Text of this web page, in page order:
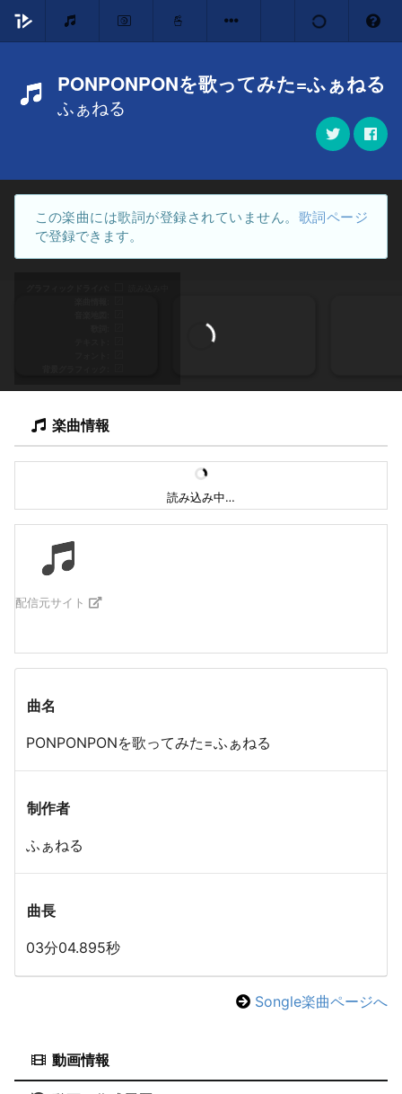
PONPONPONを歌ってみた=ふぁねる
ふぁねる
この楽曲には歌詞が登録されていません。 歌詞ページ
で登録できます。
楽曲情報
読み込み中…
配信元サイト
曲名
PONPONPONを歌ってみた=ふぁねる
制作者
ふぁねる
曲長
03分04.895秒
Songle楽曲ページへ
動画情報